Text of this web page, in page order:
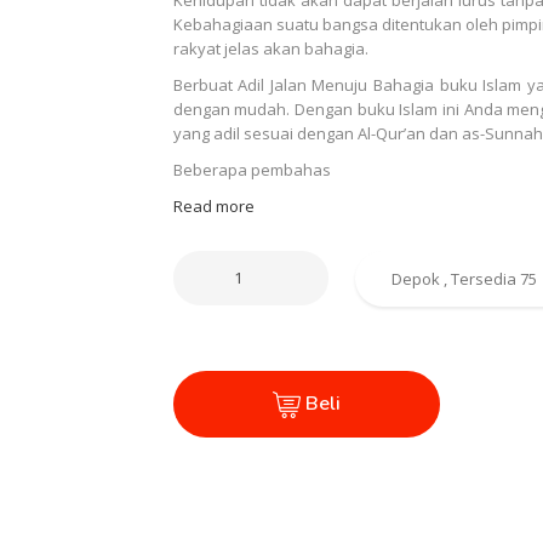
Kebahagiaan suatu bangsa ditentukan oleh
rakyat jelas akan bahagia.
Berbuat Adil Jalan Menuju Bahagia buku Islam
dengan mudah. Dengan buku Islam ini Anda
yang adil sesuai dengan Al-Qur’an dan as-
Beberapa pembahas
Read more
Beli